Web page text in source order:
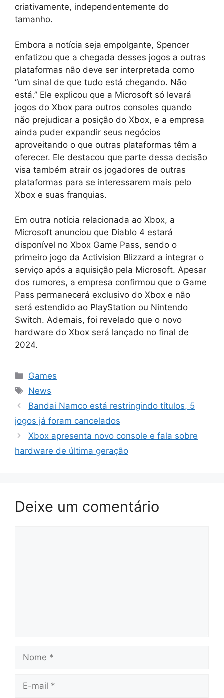
criativamente, independentemente do
tamanho.
Embora a notícia seja empolgante, Spencer
enfatizou que a chegada desses jogos a outras
plataformas não deve ser interpretada como
“um sinal de que tudo está chegando. Não
está.” Ele explicou que a Microsoft só levará
jogos do Xbox para outros consoles quando
não prejudicar a posição do Xbox, e a empresa
ainda puder expandir seus negócios
aproveitando o que outras plataformas têm a
oferecer. Ele destacou que parte dessa decisão
visa também atrair os jogadores de outras
plataformas para se interessarem mais pelo
Xbox e suas franquias.
Em outra notícia relacionada ao Xbox, a
Microsoft anunciou que Diablo 4 estará
disponível no Xbox Game Pass, sendo o
primeiro jogo da Activision Blizzard a integrar o
serviço após a aquisição pela Microsoft. Apesar
dos rumores, a empresa confirmou que o Game
Pass permanecerá exclusivo do Xbox e não
será estendido ao PlayStation ou Nintendo
Switch. Ademais, foi revelado que o novo
hardware do Xbox será lançado no final de
2024.
Categorias
Games
Tags
News
Bandai Namco está restringindo títulos, 5
jogos já foram cancelados
Xbox apresenta novo console e fala sobre
hardware de última geração
Deixe um comentário
Nome